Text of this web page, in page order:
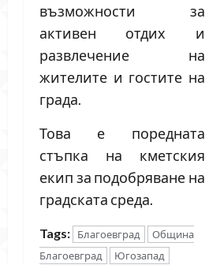
възможности за
активен отдих и
развлечение на
жителите и гостите на
града.
Това е поредната
стъпка на кметския
екип за подобряване на
градската среда.
Tags: Благоевград
Община
Благоевград
Югозапад